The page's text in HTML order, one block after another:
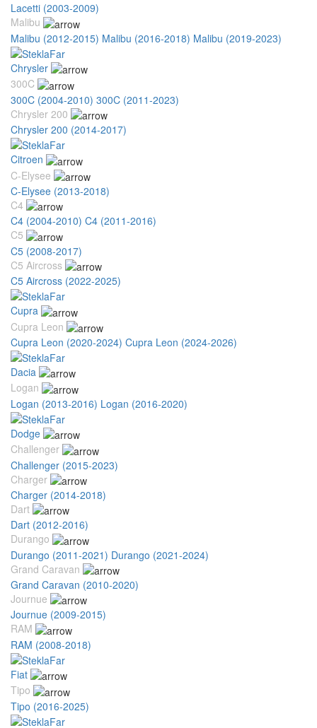
Lacetti (2003-2009)
Malibu
Malibu (2012-2015) Malibu (2016-2018) Malibu (2019-2023)
Chrysler
300C
300C (2004-2010) 300C (2011-2023)
Chrysler 200
Chrysler 200 (2014-2017)
Citroen
C-Elysee
C-Elysee (2013-2018)
C4
C4 (2004-2010) C4 (2011-2016)
C5
C5 (2008-2017)
C5 Aircross
C5 Aircross (2022-2025)
Cupra
Cupra Leon
Cupra Leon (2020-2024) Cupra Leon (2024-2026)
Dacia
Logan
Logan (2013-2016) Logan (2016-2020)
Dodge
Challenger
Challenger (2015-2023)
Charger
Charger (2014-2018)
Dart
Dart (2012-2016)
Durango
Durango (2011-2021) Durango (2021-2024)
Grand Caravan
Grand Caravan (2010-2020)
Journue
Journue (2009-2015)
RAM
RAM (2008-2018)
Fiat
Tipo
Tipo (2016-2025)